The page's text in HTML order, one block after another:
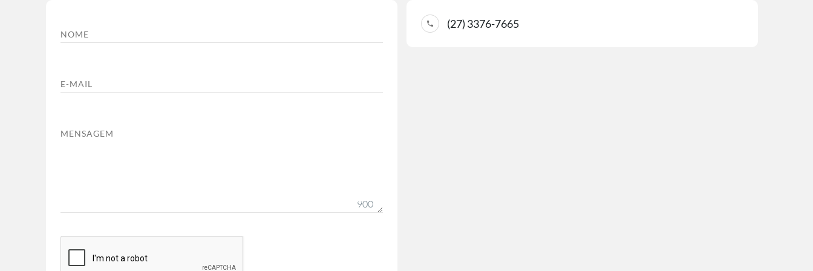
NOME
E-MAIL
900
MENSAGEM
(27) 3376-7665